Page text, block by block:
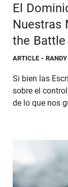
El
Nuestras
the
ARTICLE -
Si bien las
sobre el
de lo que nos